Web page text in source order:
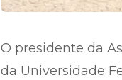
O presidente da
da Universidade